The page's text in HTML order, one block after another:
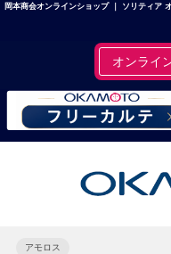
岡本商会オンラインショップ ｜ ソリティア
オンライ
アモロス